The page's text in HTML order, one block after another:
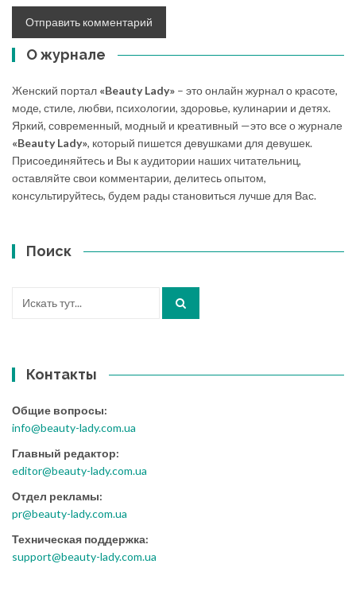
О журнале
Женский портал «Beauty Lady» – это онлайн журнал о красоте,
моде, стиле, любви, психологии, здоровье, кулинарии и детях.
Яркий, современный, модный и креативный —это все о журнале
«Beauty Lady», который пишется девушками для девушек.
Присоединяйтесь и Вы к аудитории наших читательниц,
оставляйте свои комментарии, делитесь опытом,
консультируйтесь, будем рады становиться лучше для Вас.
Поиск
Контакты
Общие вопросы:
info@beauty-lady.com.ua
Главный редактор:
editor@beauty-lady.com.ua
Отдел рекламы:
pr@beauty-lady.com.ua
Техническая поддержка:
support@beauty-lady.com.ua